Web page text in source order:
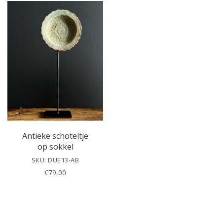
i
e
l
Antieke schoteltje
op sokkel
SKU: DUE13-AB
€79,00